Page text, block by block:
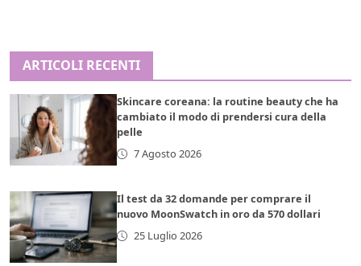
ARTICOLI RECENTI
Skincare coreana: la routine beauty che ha
cambiato il modo di prendersi cura della
pelle
7 Agosto 2026
Il test da 32 domande per comprare il
nuovo MoonSwatch in oro da 570 dollari
25 Luglio 2026